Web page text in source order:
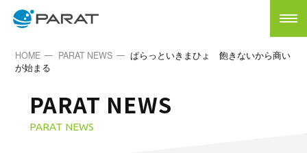
PARAT NEWS
PARAT NEWS
HOME PARAT NEWS
ぱらっといきまひょ 飽きないから商い
が始まる